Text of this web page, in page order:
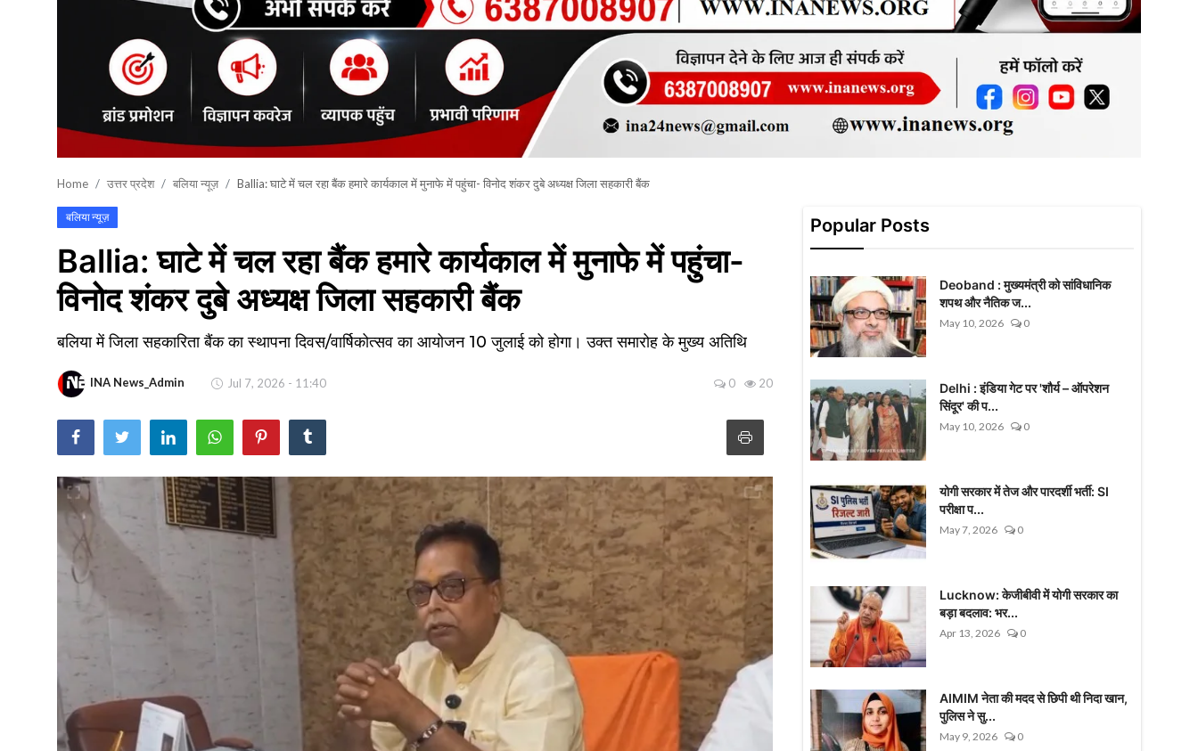
टेक्नोलॉजी / बिजनेस
वायरल न्यूज़
Home उत्तर प्रदेश बलिया न्यूज़ Ballia: घाटे में चल रहा बैंक हमारे कार्यकाल में मुनाफे में पहुंचा- विनोद शंकर दुबे अध्यक्ष जिला सहकारी बैंक
बलिया न्यूज़
Ballia: घाटे में चल रहा बैंक हमारे कार्यकाल में मुनाफे में पहुंचा-
विनोद शंकर दुबे अध्यक्ष जिला सहकारी बैंक
बलिया में जिला सहकारिता बैंक का स्थापना दिवस/वार्षिकोत्सव का आयोजन 10 जुलाई को होगा। उक्त समारोह के मुख्य अतिथि
INA News_Admin Jul 7, 2026 - 11:40 0 20
Popular Posts
Deoband : मुख्यमंत्री को सांविधानिक
शपथ और नैतिक ज...
May 10, 2026 0
Delhi : इंडिया गेट पर 'शौर्य – ऑपरेशन
सिंदूर' की प...
May 10, 2026 0
योगी सरकार में तेज और पारदर्शी भर्ती: SI
परीक्षा प...
May 7, 2026 0
Lucknow: केजीबीवी में योगी सरकार का
बड़ा बदलाव: भर...
Apr 13, 2026 0
AIMIM नेता की मदद से छिपी थी निदा खान,
पुलिस ने सु...
May 9, 2026 0